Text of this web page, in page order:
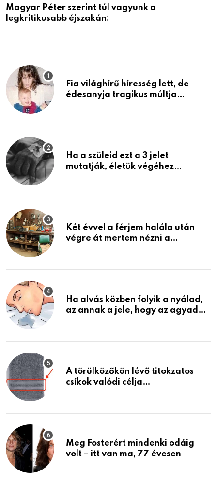
Magyar Péter szerint túl vagyunk a
legkritikusabb éjszakán:
Fia világhírű híresség lett, de
édesanyja tragikus múltja
Ha a szüleid ezt a 3 jelet
mutatják, életük végéhez
Két évvel a férjem halála után
végre át mertem nézni a
életemet
Ha alvás közben folyik a nyálad,
az annak a jele, hogy az agyad…
A törülközőkön lévő titokzatos
csíkok valódi célja…
Meg Fosterért mindenki odáig
volt – itt van ma, 77 évesen